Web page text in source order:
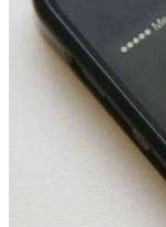
12:39
Сладкий
парке прошёл
заключены